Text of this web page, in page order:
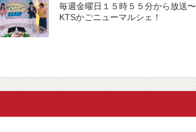
毎週金曜日１５時５５分から放送〜
KTSかごニューマルシェ！